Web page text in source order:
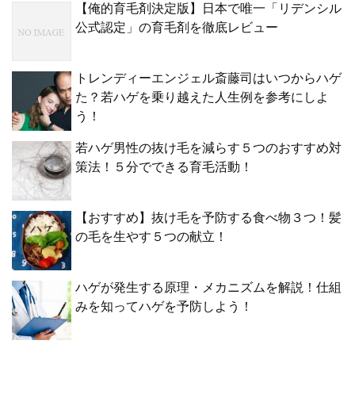
【俺的育毛剤決定版】日本で唯一「リデンシル
公式認定」の育毛剤を徹底レビュー
トレンディーエンジェル斎藤司はいつからハゲ
た？若ハゲを乗り越えた人生例を参考にしよ
う！
若ハゲ男性の抜け毛を減らす５つのおすすめ対
策法！５分でできる育毛活動！
【おすすめ】抜け毛を予防する食べ物３つ！髪
の毛を生やす５つの献立！
ハゲが発生する原理・メカニズムを解説！仕組
みを知ってハゲを予防しよう！